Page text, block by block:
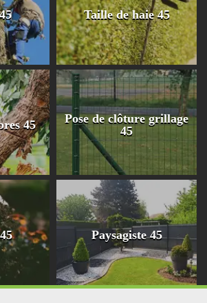
Taille de haie 45
45
Pose de clôture grillage
45
Paysagiste 45